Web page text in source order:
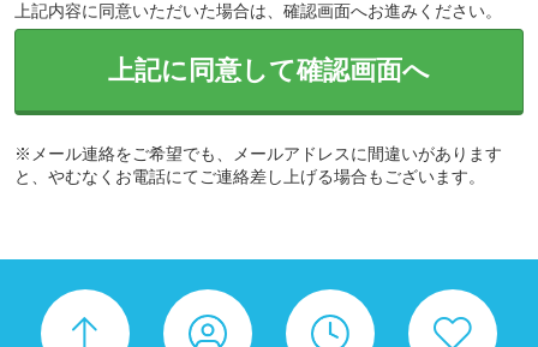
上記内容に同意いただいた場合は、確認画面へお進みください。
上記に同意して確認画面へ
※メール連絡をご希望でも、メールアドレスに間違いがあります
と、やむなくお電話にてご連絡差し上げる場合もございます。